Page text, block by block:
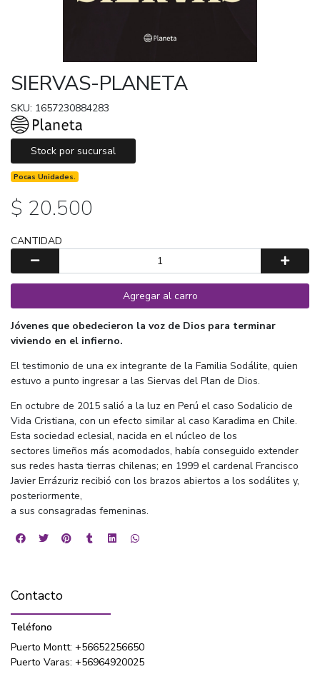
SIERVAS-PLANETA
SKU: 1657230884283
Stock por sucursal
Pocas Unidades.
$ 20.500
CANTIDAD
Agregar al carro
Jóvenes que obedecieron la voz de Dios para terminar
viviendo en el infierno.
El testimonio de una ex integrante de la Familia Sodálite, quien
estuvo a punto ingresar a las Siervas del Plan de Dios.
En octubre de 2015 salió a la luz en Perú el caso Sodalicio de
Vida Cristiana, con un efecto similar al caso Karadima en Chile.
Esta sociedad eclesial, nacida en el núcleo de los
sectores limeños más acomodados, había conseguido extender
sus redes hasta tierras chilenas; en 1999 el cardenal Francisco
Javier Errázuriz recibió con los brazos abiertos a los sodálites y,
posteriormente,
a sus consagradas femeninas.
Contacto
Teléfono
Puerto Montt: +56652256650
Puerto Varas: +56964920025